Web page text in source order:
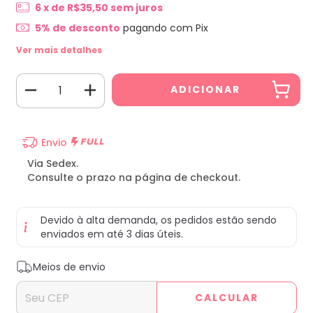
6x de R$35,50 sem juros
5% de desconto pagando com Pix
Ver mais detalhes
Envio
Via Sedex.
Consulte o prazo na página de checkout.
Devido à alta demanda, os pedidos estão sendo
enviados em até 3 dias úteis.
Entregas para o CEP:
Meios de envio
CALCULAR